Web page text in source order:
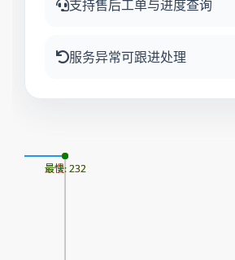
支持售后工单与进度查询
服务异常可跟进处理
最慢: 232
最快: 232